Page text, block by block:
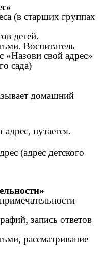
(в старших группах
детей.
Воспитатель
«Назови свой адрес»
сада)
домашний
путается.
(адрес детского
запись ответов
рассматривание